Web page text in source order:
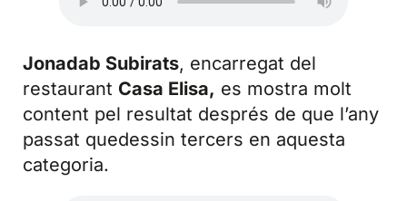
Jonadab Subirats, encarregat del
restaurant Casa Elisa, es mostra molt
content pel resultat després de que l’any
passat quedessin tercers en aquesta
categoria.